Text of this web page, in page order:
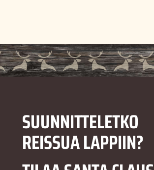
SUUNNITTELETKO
REISSUA LAPPIIN?